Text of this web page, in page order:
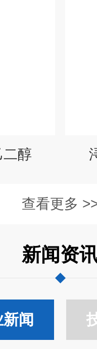
醇
查看更多
新闻资
闻